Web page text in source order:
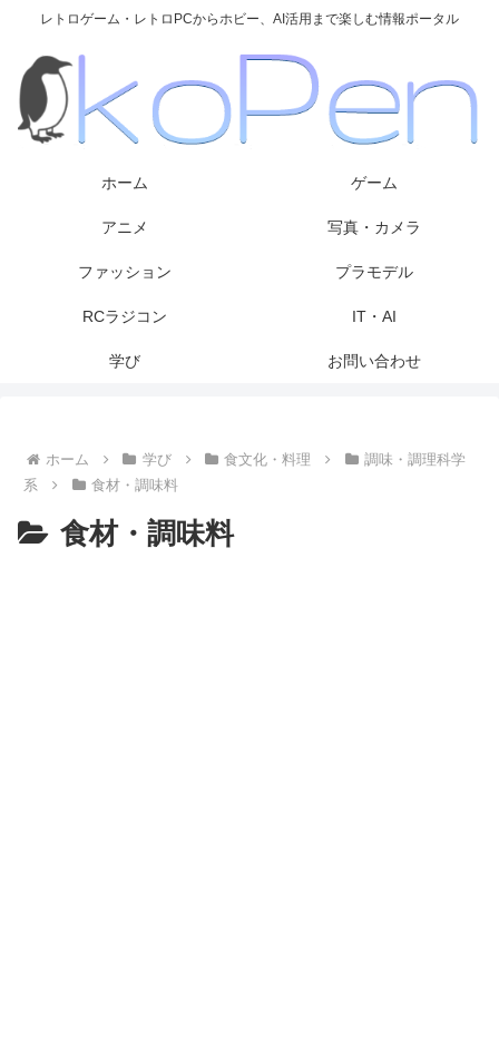
レトロゲーム・レトロPCからホビー、AI活用まで楽しむ情報ポータル
ホーム ゲーム
アニメ 写真・カメラ
ファッション プラモデル
RCラジコン IT・AI
学び お問い合わせ
ホーム 学び 食文化・料理
調味・調理科学
系
食材・調味料
食材・調味料